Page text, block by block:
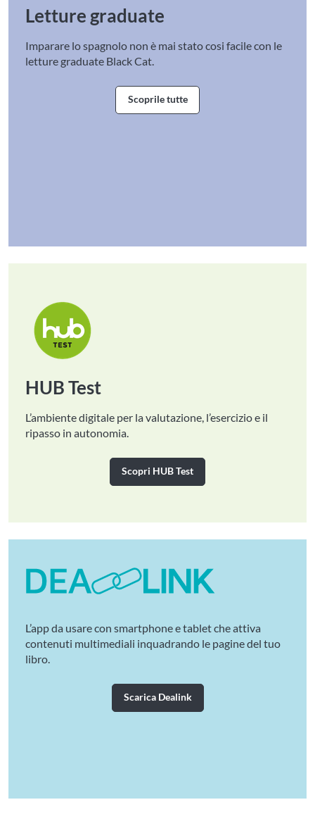
Letture graduate
Imparare lo spagnolo non è mai stato cosi facile con le
letture graduate Black Cat.
Scoprile tutte
HUB Test
L’ambiente digitale per la valutazione, l’esercizio e il
ripasso in autonomia.
Scopri HUB Test
L’app da usare con smartphone e tablet che attiva
contenuti multimediali inquadrando le pagine del tuo
libro.
Scarica Dealink